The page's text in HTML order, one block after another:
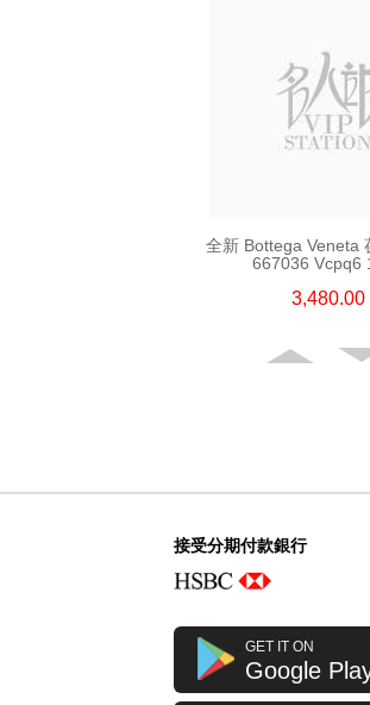
全新 Bottega Veneta
667036 Vcpq6
3,480.00
全新 Bottega Veneta
608563 Vcpq3
短身折疊款銀
2,380.00
接受分期付款銀行
GET IT ON
Google